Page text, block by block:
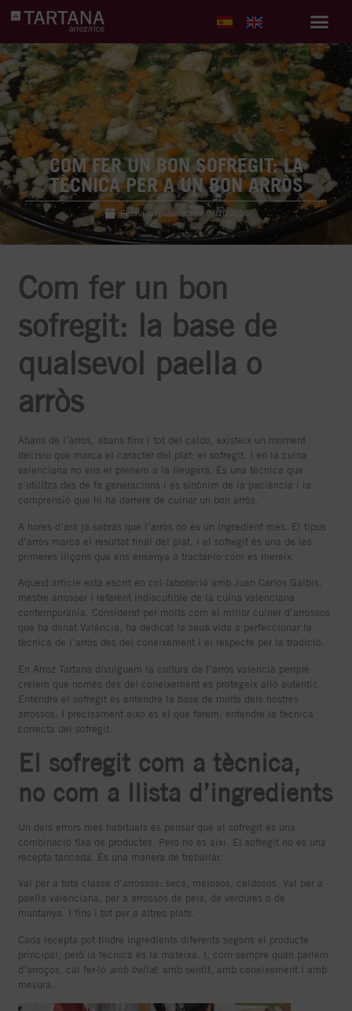
COM FER UN BON SOFREGIT: LA
TÈCNICA PER A UN BON ARRÒS
Fecha de publicación: 03/10/2026
Com fer un bon
sofregit: la base de
qualsevol paella o
arròs
Abans de l’arròs, abans fins i tot del caldo, existeix un moment
decisiu que marca el caràcter del plat: el sofregit. I en la cuina
valenciana no ens el prenem a la lleugera. És una tècnica que
s’utilitza des de fa generacions i és sinònim de la paciència i la
comprensió que hi ha darrere de cuinar un bon arròs.
A hores d’ara ja sabràs que l’arròs no és un ingredient més. El tipus
d’arròs marca el resultat final del plat, i el sofregit és una de les
primeres lliçons que ens ensenya a tractar-lo com es mereix.
Aquest article està escrit en col·laboració amb Juan Carlos Galbis,
mestre arrosser i referent indiscutible de la cuina valenciana
contemporània. Considerat per molts com el millor cuiner d’arrossos
que ha donat València, ha dedicat la seua vida a perfeccionar la
tècnica de l’arròs des del coneixement i el respecte per la tradició.
En Arroz Tartana divulguem la cultura de l’arròs valencià perquè
creiem que només des del coneixement es protegeix allò autèntic.
Entendre el sofregit és entendre la base de molts dels nostres
arrossos. I precisament això és el que farem: entendre la tècnica
correcta del sofregit.
El sofregit com a tècnica,
no com a llista d’ingredients
Un dels errors més habituals és pensar que el sofregit és una
combinació fixa de productes. Però no és així. El sofregit no és una
recepta tancada. És una manera de treballar.
Val per a tota classe d’arrossos: secs, melosos, caldosos. Val per a
paella valenciana, per a arrossos de peix, de verdures o de
muntanya. I fins i tot per a altres plats.
Cada recepta pot tindre ingredients diferents segons el producte
principal, però la tècnica és la mateixa. I, com sempre quan parlem
d’arroços, cal fer-lo amb trellat: amb sentit, amb coneixement i amb
mesura.